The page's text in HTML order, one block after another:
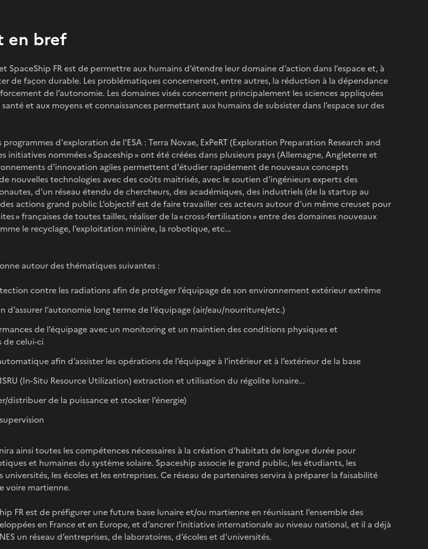
en bref
SpaceShip FR est de permettre aux humains d’étendre leur domaine d’action dans l’espace et, à
de façon durable. Les problématiques concerneront, entre autres, la réduction à la dépendance
de l’autonomie. Les domaines visés concernent principalement les sciences appliquées
et aux moyens et connaissances permettant aux humains de subsister dans l’espace sur des
programmes d'exploration de l'ESA : Terra Novae, ExPeRT (Exploration Preparation Research and
initiatives nommées « Spaceship » ont été créées dans plusieurs pays (Allemagne, Angleterre et
d'innovation agiles permettent d'étudier rapidement de nouveaux concepts
nouvelles technologies avec des coûts maitrisés, avec le soutien d’ingénieurs experts des
d'un réseau étendu de chercheurs, des académiques, des industriels (de la startup au
actions grand public L’objectif est de faire travailler ces acteurs autour d’un même creuset pour
» françaises de toutes tailles, réaliser de la « cross-fertilisation » entre des domaines nouveaux
le recyclage, l’exploitation minière, la robotique, etc...
autour des thématiques suivantes :
contre les radiations afin de protéger l’équipage de son environnement extérieur extrême
d’assurer l’autonomie long terme de l’équipage (air/eau/nourriture/etc.)
de l’équipage avec un monitoring et un maintien des conditions physiques et
de celui-ci
afin d’assister les opérations de l’équipage à l’intérieur et à l’extérieur de la base
(In-Situ Resource Utilization) extraction et utilisation du régolite lunaire...
distribuer de la puissance et stocker l’énergie)
ainsi toutes les compétences nécessaires à la création d’habitats de longue durée pour
et humaines du système solaire. Spaceship associe le grand public, les étudiants, les
universités, les écoles et les entreprises. Ce réseau de partenaires servira à préparer la faisabilité
voire martienne.
FR est de préfigurer une future base lunaire et/ou martienne en réunissant l’ensemble des
en France et en Europe, et d’ancrer l’initiative internationale au niveau national, et il a déjà
un réseau d’entreprises, de laboratoires, d’écoles et d’universités.